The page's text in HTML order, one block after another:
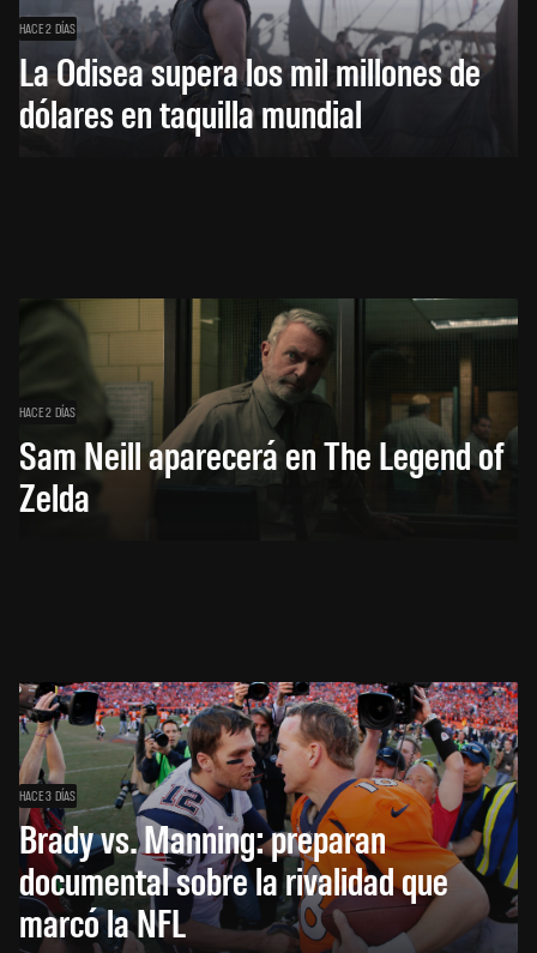
HACE 2 DÍAS
La Odisea supera los mil millones de
dólares en taquilla mundial
HACE 2 DÍAS
Sam Neill aparecerá en The Legend of
Zelda
HACE 3 DÍAS
Brady vs. Manning: preparan
documental sobre la rivalidad que
marcó la NFL